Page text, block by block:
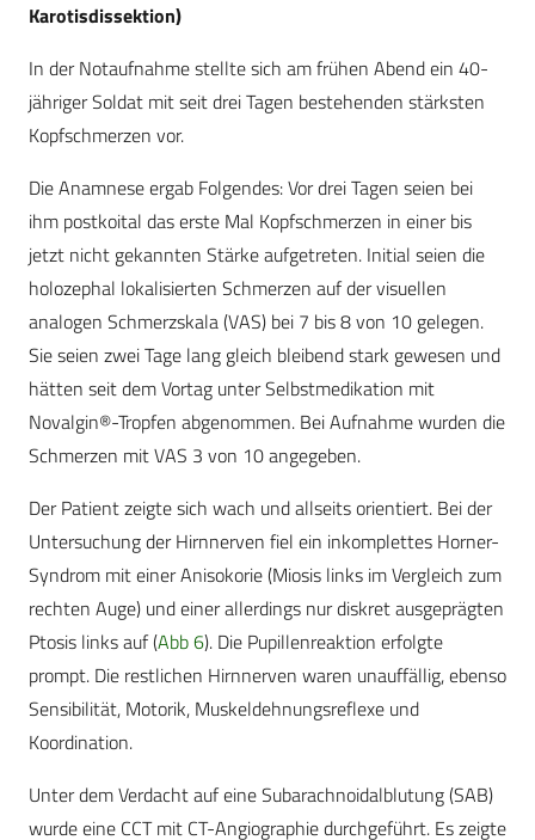
Karotisdissektion)
In der Notaufnahme stellte sich am frühen Abend ein 40-
jähriger Soldat mit seit drei Tagen bestehenden stärksten
Kopfschmerzen vor.
Die Anamnese ergab Folgendes: Vor drei Tagen seien bei
ihm postkoital das erste Mal Kopfschmerzen in einer bis
jetzt nicht gekannten Stärke aufgetreten. Initial seien die
holozephal lokalisierten Schmerzen auf der visuellen
analogen Schmerzskala (VAS) bei 7 bis 8 von 10 gelegen.
Sie seien zwei Tage lang gleich bleibend stark gewesen und
hätten seit dem Vortag unter Selbstmedikation mit
Novalgin®-Tropfen abgenommen. Bei Aufnahme wurden die
Schmerzen mit VAS 3 von 10 angegeben.
Der Patient zeigte sich wach und allseits orientiert. Bei der
Untersuchung der Hirnnerven fiel ein inkomplettes Horner-
Syndrom mit einer Anisokorie (Miosis links im Vergleich zum
rechten Auge) und einer allerdings nur diskret ausgeprägten
Ptosis links auf (Abb 6). Die Pupillenreaktion erfolgte
prompt. Die restlichen Hirnnerven waren unauffällig, ebenso
Sensibilität, Motorik, Muskeldehnungsreflexe und
Koordination.
Unter dem Verdacht auf eine Subarachnoidalblutung (SAB)
wurde eine CCT mit CT-Angiographie durchgeführt. Es zeigte